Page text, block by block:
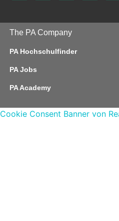
The PA Company
PA Hochschulfinder
PA Jobs
PA Academy
Cookie Consent Banner von